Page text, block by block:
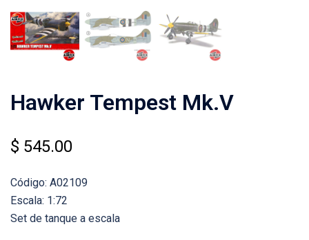
Hawker Tempest Mk.V
$ 545.00
Código: A02109
Escala: 1:72
Set de tanque a escala